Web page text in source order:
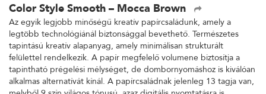
Color Style Smooth – Mocca Brown
Az egyik legjobb minőségű kreatív papírcsaládunk, amely a
legtöbb technológiánál biztonsággal bevethető. Természetes
tapintású kreatív alapanyag, amely minimálisan strukturált
felülettel rendelkezik. A papír megfelelő volumene biztosítja a
tapintható prégelési mélységet, de dombornyomáshoz is kiválóan
alkalmas alternatívát kínál. A papírcsaládnak jelenleg 13 tagja van,